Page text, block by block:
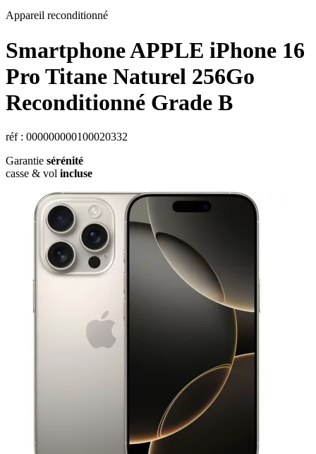
Appareil reconditionné
SmartphoneAPPLE iPhone 16
Pro Titane Naturel 256Go
Reconditionné Grade B
réf : 000000000100020332
Garantie sérénité
casse & vol incluse